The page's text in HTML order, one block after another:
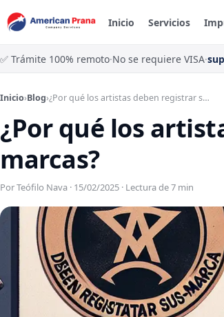
Inicio Servicios
✅ Trámite 100% remoto·No se requiere VISA·
Inicio›Blog›¿Por qué los artistas deben registrar s…
¿Por qué los
marcas?
Por Teófilo Nava · 15/02/2025 · Lectura de 7 min